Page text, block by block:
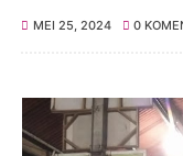
MEI 25, 2024 0